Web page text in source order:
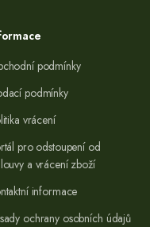
podmínky
podmínky
vrácení
pro odstoupení od
a vrácení zboží
informace
ochrany osobních údajů